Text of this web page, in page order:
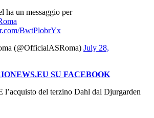
ha un messaggio per
BwtPlobrYx
(@OfficialASRoma) July 28,
SU FACEBOOK